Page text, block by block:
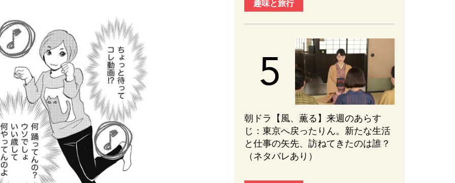
趣味と旅行
朝ドラ【風、薫る】来週のあらす
じ：東京へ戻ったりん。新たな生活
と仕事の矢先、訪ねてきたのは誰？
（ネタバレあり）